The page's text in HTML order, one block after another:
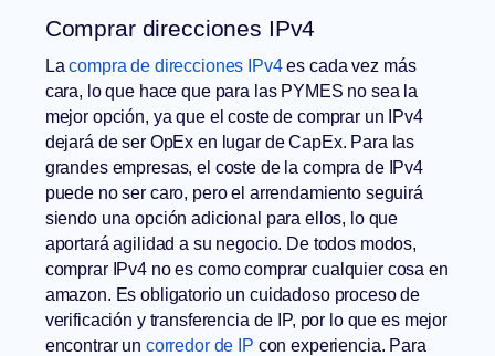
Comprar direcciones IPv4
Lacompra de direcciones IPv4es cada vez más
cara, lo que hace que para las PYMES no sea la
mejor opción, ya que el coste de comprar un IPv4
dejará de ser OpEx en lugar de CapEx. Para las
grandes empresas, el coste de la compra de IPv4
puede no ser caro, pero el arrendamiento seguirá
siendo una opción adicional para ellos, lo que
aportará agilidad a su negocio. De todos modos,
comprar IPv4 no es como comprar cualquier cosa en
amazon. Es obligatorio un cuidadoso proceso de
verificación y transferencia de IP, por lo que es mejor
encontrar un corredor de IP con experiencia. Para